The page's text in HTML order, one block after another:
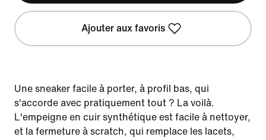
Ajouter aux favoris
Une sneaker facile à porter, à profil bas, qui
s'accorde avec pratiquement tout ? La voilà.
L'empeigne en cuir synthétique est facile à nettoyer,
et la fermeture à scratch, qui remplace les lacets,